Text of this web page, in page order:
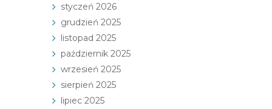
styczeń 2026
grudzień 2025
listopad 2025
październik 2025
wrzesień 2025
sierpień 2025
lipiec 2025